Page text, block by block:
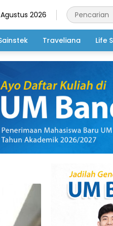
2026
Traveliana Life